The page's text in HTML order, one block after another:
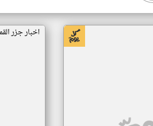
اخبار جزر